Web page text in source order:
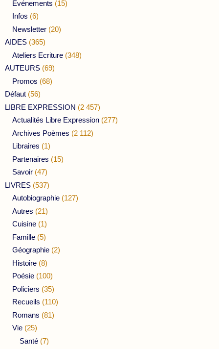
Evénements (15)
Infos (6)
Newsletter (20)
AIDES (365)
Ateliers Ecriture (348)
AUTEURS (69)
Promos (68)
Défaut (56)
LIBRE EXPRESSION (2 457)
Actualités Libre Expression (277)
Archives Poèmes (2 112)
Libraires (1)
Partenaires (15)
Savoir (47)
LIVRES (537)
Autobiographie (127)
Autres (21)
Cuisine (1)
Famille (5)
Géographie (2)
Histoire (8)
Poésie (100)
Policiers (35)
Recueils (110)
Romans (81)
Vie (25)
Santé (7)